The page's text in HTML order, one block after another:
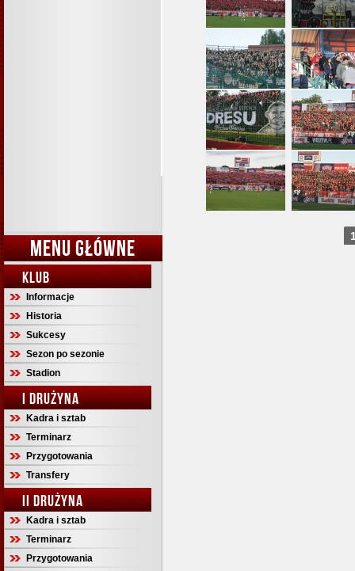
MENU GŁÓWNE
KLUB
Informacje
Historia
Sukcesy
Sezon po sezonie
Stadion
I DRUŻYNA
Kadra i sztab
Terminarz
Przygotowania
Transfery
II DRUŻYNA
Kadra i sztab
Terminarz
Przygotowania